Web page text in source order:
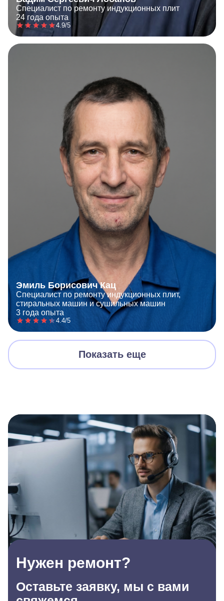
Специалист по ремонту индукционных плит
24 года опыта
4.9/5
Эмиль Борисович Кац
Специалист по ремонту индукционных плит,
стиральных машин и сушильных машин
3 года опыта
4.4/5
Показать еще
Нужен ремонт?
Оставьте заявку, мы с вами